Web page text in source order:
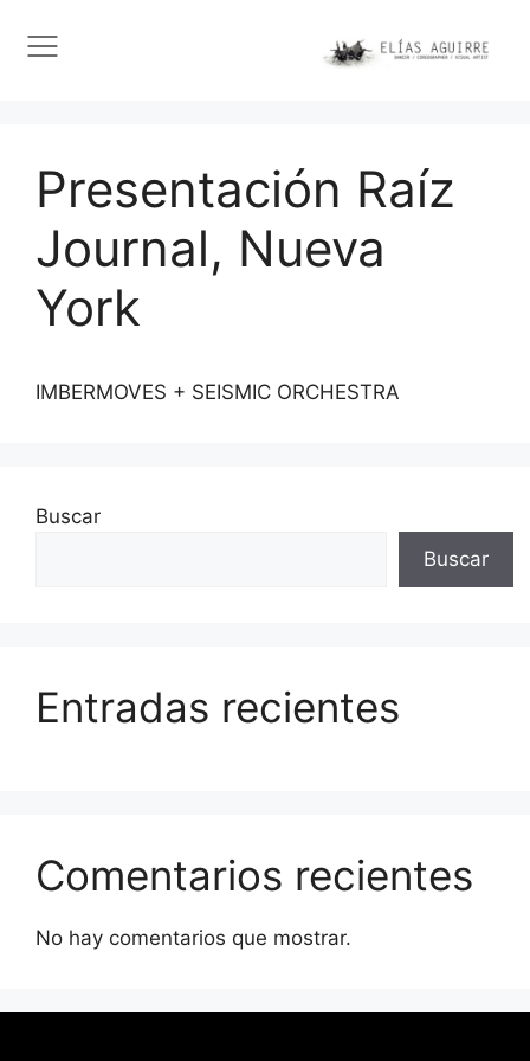
Presentación Raíz
Journal, Nueva
York
IMBERMOVES + SEISMIC ORCHESTRA
Buscar
Buscar
Entradas recientes
Comentarios recientes
No hay comentarios que mostrar.